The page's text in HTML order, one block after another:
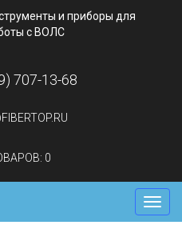
и приборы для
с ВОЛС
707-13-68
0
Меню